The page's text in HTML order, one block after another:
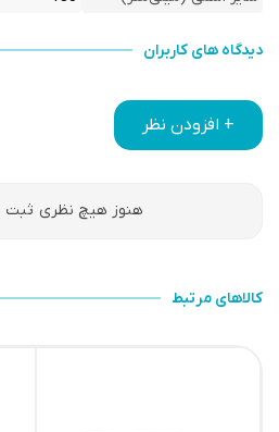
دیدگاه های کاربران
+ افزودن نظر
هنوز هیچ نظری
کالاهای مرتبط